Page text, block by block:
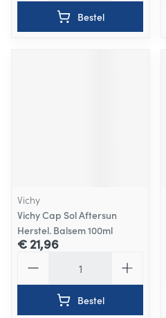
Bestel
Vichy
Vichy Cap Sol Aftersun
Herstel. Balsem 100ml
€ 21,96
Bestel